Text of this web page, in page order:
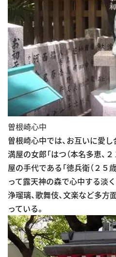
曽根崎心中
曽根崎心中では、お互いに愛
満屋の女郎「はつ（本名多恵、
屋の手代である「徳兵衛（２５
って露天神の森で心中する淡
浄瑠璃、歌舞伎、文楽など多方
っている。